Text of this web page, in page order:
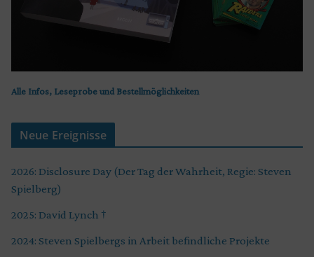
Alle Infos, Leseprobe und Bestellmöglichkeiten
Neue Ereignisse
2026: Disclosure Day (Der Tag der Wahrheit, Regie: Steven
Spielberg)
2025: David Lynch †
2024: Steven Spielbergs in Arbeit befindliche Projekte